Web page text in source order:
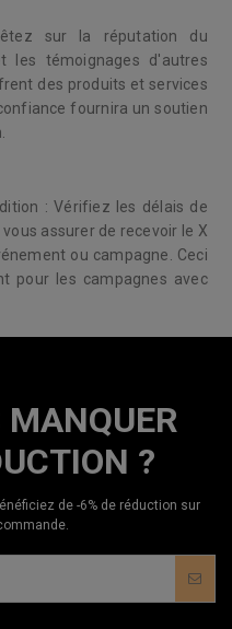
sur la réputation du
les témoignages d'autres
des produits et services
fournira un soutien
: Vérifiez les délais de
assurer de recevoir le X
ou campagne. Ceci
pour les campagnes avec
?
de -6% de réduction sur